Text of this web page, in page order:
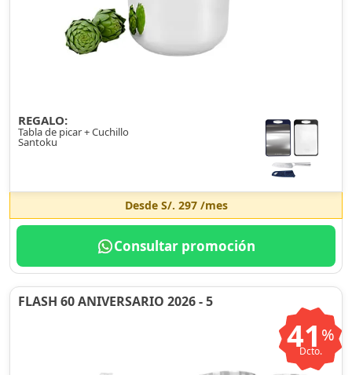
REGALO:
Tabla de picar + Cuchillo
Santoku
Desde S/. 297/mes
Consultar promoción
FLASH 60 ANIVERSARIO 2026 - 5
41 %
Dcto.